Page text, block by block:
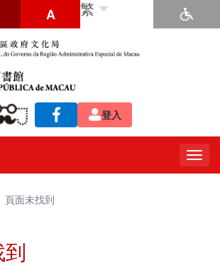
A 繁
登入
面未找到